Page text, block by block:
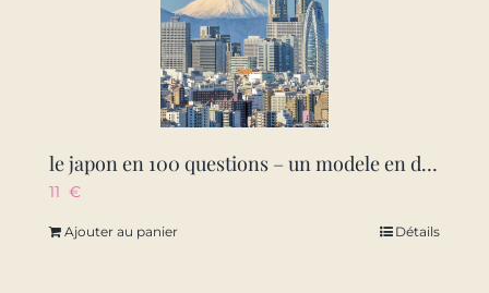
le japon en 100 questions – un modele en declin ?
11 €
Ajouter au panier Détails